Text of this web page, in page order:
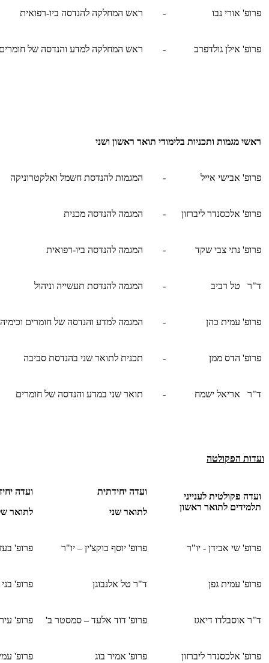
פרופ' אורי נבו - ראש המחלקה להנדסה ביו-רפואית
פרופ' אילן גולדפרב - ראש המחלקה למדע והנדסה של
ראשי מגמות ותכניות בלימודי תואר ראשון ושני
פרופ' אבישי אייל - המגמות להנדסת חשמל ואלקטרוניקה
פרופ' אלכסנדר ליברזון - המגמה להנדסה מכנית
פרופ' נתי צבי שקד - המגמה להנדסה ביו-רפואית
ד"ר טל רביב - המגמה להנדסת תעשייה וניהול
פרופ' עמית כהן - המגמה למדע והנדסה של חומרים וכימיה
פרופ' הדס ממן - תכנית לתואר שני בהנדסת סביבה
ד"ר אריאל ישמח - תואר שני במדע והנדסה של חומרים
ועדות הפקולטה
ועדה פקולטית לענייני
תלמידים לתואר ראשון
ועדה יחידתית
לתואר שני
ועדה
לתואר
פרופ' שי אבידן - יו"ר פרופ' יוסף בוקצ'ין – יו"ר פרופ'
פרופ' עמית גפן ד"ר טל אלנבוגן פרופ'
ד"ר אוסבלדו דיאגז פרופ' דוד אלעד – סמסטר ב' פרופ'
פרופ' אלכסנדר ליברזון פרופ' אמיר בוג פרופ'